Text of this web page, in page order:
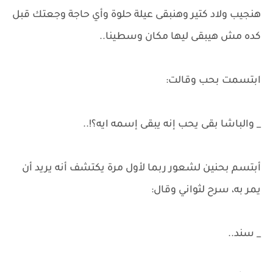
هنجيب ولاد كتير وهنبقى عيلة حلوة وأي حاجة وجعتك قبل
كده مش هيبقى ليها مكان وسطينا..
ابتسمت بحب وقالت:
_ والباشا بقى يحب إنه يبقى إسمه ايه؟!..
أبتسم بحنين لشعور ربما لأول مرة يكتشف أنه يريد أن
يمر به، سرح لثواني وقال:
_ سند..